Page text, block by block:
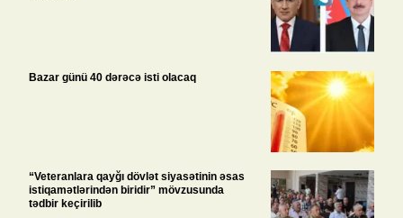
Bazar günü 40 dərəcə isti olacaq
“Veteranlara qayğı dövlət siyasətinin əsas
istiqamətlərindən biridir” mövzusunda
tədbir keçirilib